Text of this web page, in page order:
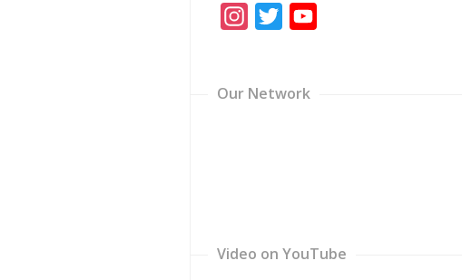
Instagram
Twitter
Our Network
Video on YouTube